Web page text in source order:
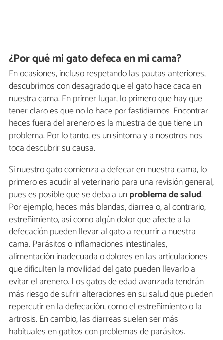
¿Por qué mi gato defeca en mi cama?
En ocasiones, incluso respetando las pautas anteriores,
descubrimos con desagrado que el gato hace caca en
nuestra cama. En primer lugar, lo primero que hay que
tener claro es que no lo hace por fastidiarnos. Encontrar
heces fuera del arenero es la muestra de que tiene un
problema. Por lo tanto, es un síntoma y a nosotros nos
toca descubrir su causa.
Si nuestro gato comienza a defecar en nuestra cama, lo
primero es acudir al veterinario para una revisión general,
pues es posible que se deba a unproblema de salud.
Por ejemplo, heces más blandas, diarrea o, al contrario,
estreñimiento, así como algún dolor que afecte a la
defecación pueden llevar al gato a recurrir a nuestra
cama. Parásitos o inflamaciones intestinales,
alimentación inadecuada o dolores en las articulaciones
que dificulten la movilidad del gato pueden llevarlo a
evitar el arenero. Los gatos de edad avanzada tendrán
más riesgo de sufrir alteraciones en su salud que pueden
repercutir en la defecación, como el estreñimiento o la
artrosis. En cambio, las diarreas suelen ser más
habituales en gatitos con problemas de parásitos.